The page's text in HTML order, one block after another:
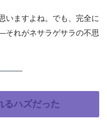
いますよね。でも、完全に
れがネサラゲサラの不思
るハズだった